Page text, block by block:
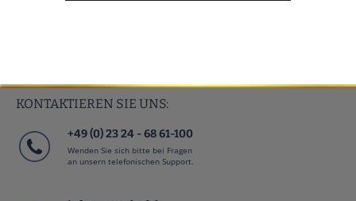
KONTAKTIEREN SIE UNS:
+49 (0) 23 24 - 68 61-100
Wenden Sie sich bitte bei Fragen
an unsern telefonischen Support.